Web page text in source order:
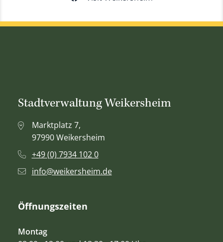
Stadtverwaltung Weikersheim
Marktplatz 7,
97990 Weikersheim
+49 (0) 7934 102 0
info@weikersheim.de
Öffnungszeiten
Montag